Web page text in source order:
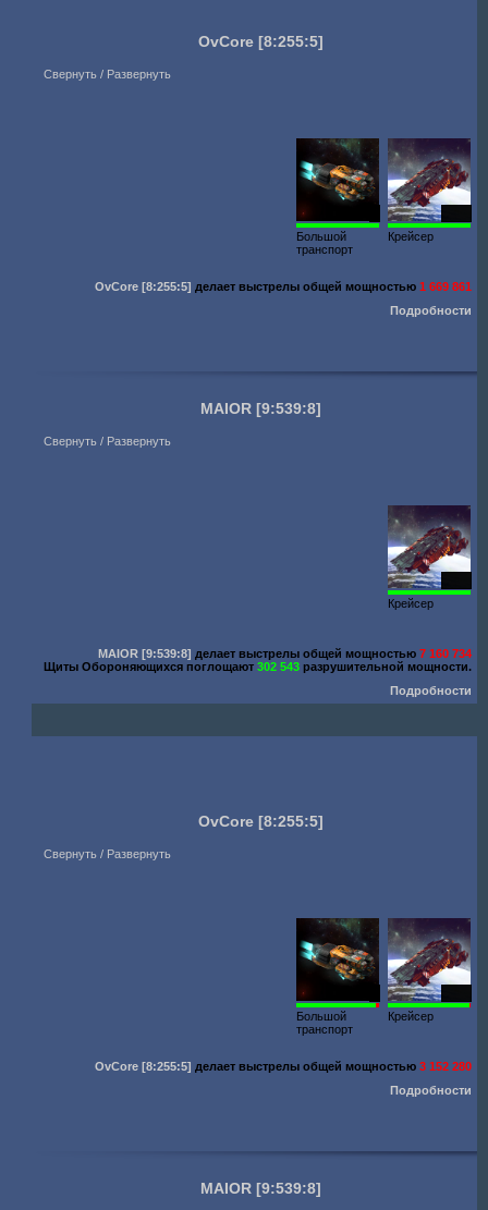
OvCore [8:255:5]
Свернуть / Развернуть
Большой
транспорт
Крейсер
OvCore [8:255:5] делает выстрелы общей мощностью1 669 861
Подробности
MAIOR [9:539:8]
Свернуть / Развернуть
Крейсер
MAIOR [9:539:8] делает выстрелы общей мощностью7 160 734
Щиты Обороняющихся поглощают302 543 разрушительной мощности.
Подробности
OvCore [8:255:5]
Свернуть / Развернуть
Большой
транспорт
Крейсер
OvCore [8:255:5] делает выстрелы общей мощностью3 152 280
Подробности
MAIOR [9:539:8]